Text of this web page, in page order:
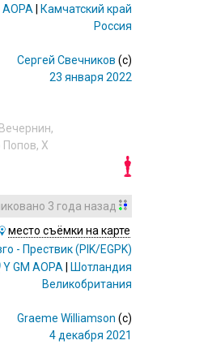
AOPA
Камчатский край
Россия
Сергей Свечников (c)
23 января 2022
,
Попов, X
3 года назад
место съёмки на карте
- Прествик(PIK/EGPK)
YGM AOPA
Шотландия
Великобритания
Graeme Williamson (c)
4 декабря 2021